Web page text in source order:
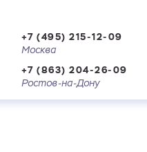
+7 (495) 215-12-09
Москва
+7 (863) 204-26-09
Ростов-на-Дону